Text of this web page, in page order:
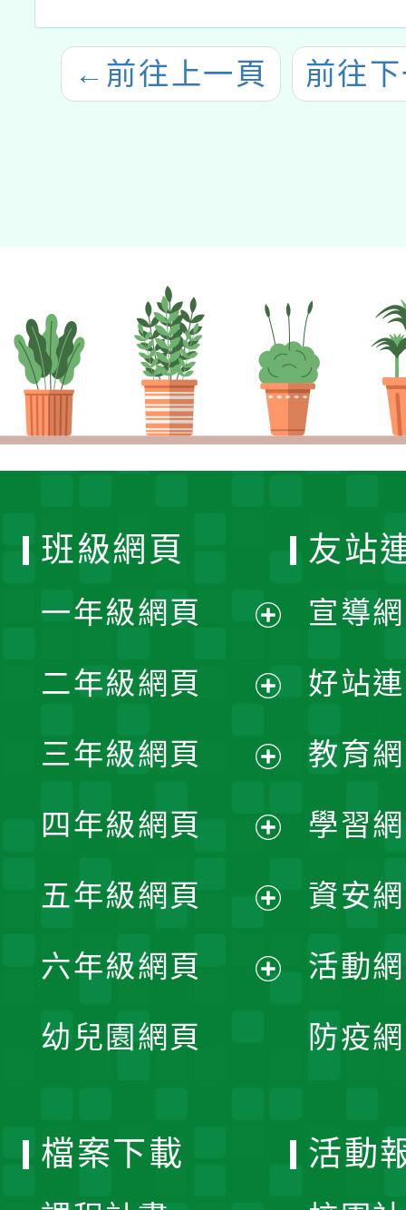
← 前往上一頁 前往
班級網頁
一年級網頁
開
選
單
二年級網頁
開
選
單
三年級網頁
開
選
單
四年級網頁
開
選
五年級網頁
開
六年級網頁
幼兒園網頁
友站
宣導
好站
教育
學習
資安
活動
防疫
檔案下載 活動